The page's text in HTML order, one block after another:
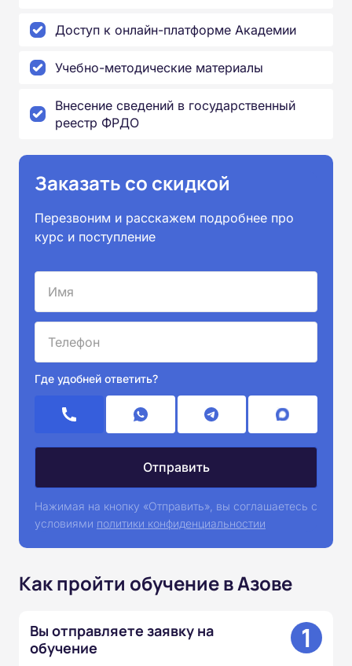
Доступ к онлайн-платформе Академии
Учебно-методические материалы
Внесение сведений в государственный
реестр ФРДО
Заказать со скидкой
Перезвоним и расскажем подробнее про
курс и поступление
Где удобней ответить?
Нажимая на кнопку «Отправить», вы соглашаетесь с
условиями политики конфиденциальностии
Как пройти обучение в Азове
Вы отправляете заявку на
обучение
1